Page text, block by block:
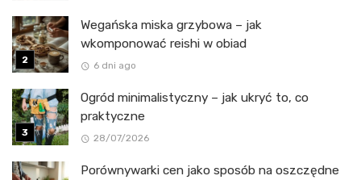
Wegańska miska grzybowa – jak
wkomponować reishi w obiad
6 dni ago
Ogród minimalistyczny – jak ukryć to, co
praktyczne
28/07/2026
Porównywarki cen jako sposób na oszczędne